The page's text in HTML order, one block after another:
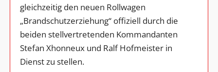
gleichzeitig den neuen Rollwagen
„Brandschutzerziehung“ offiziell durch die
beiden stellvertretenden Kommandanten
Stefan Xhonneux und Ralf Hofmeister in
Dienst zu stellen.